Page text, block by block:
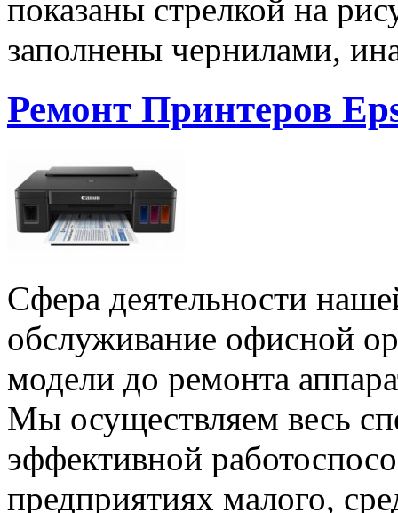
показаны стрелкой на
заполнены чернилами,
Ремонт Принтеров
Сфера деятельности
обслуживание офисной
модели до ремонта
Мы осуществляем весь
эффективной
предприятиях малого,